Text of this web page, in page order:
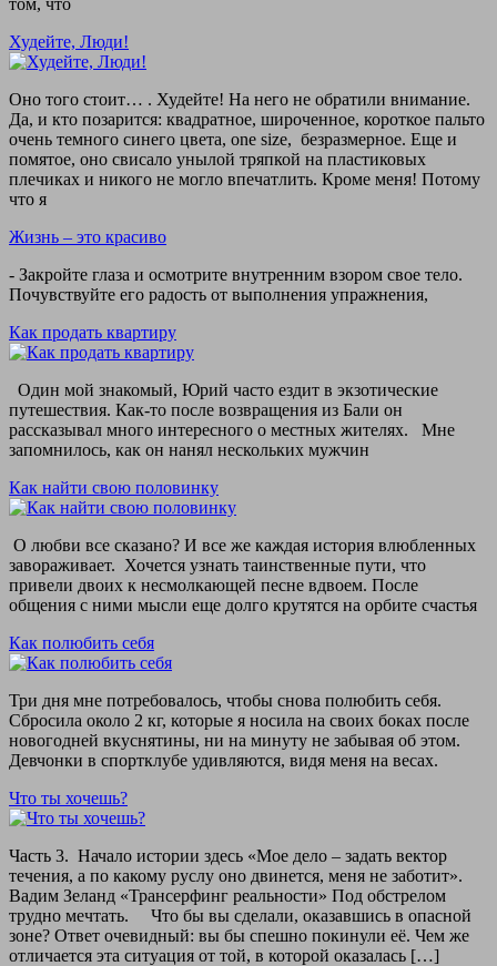
Худейте, Люди!
Оно того стоит… . Худейте! На него не обратили внимание.
Да, и кто позарится: квадратное, широченное, короткое пальто
очень темного синего цвета, one size, безразмерное. Еще и
помятое, оно свисало унылой тряпкой на пластиковых
плечиках и никого не могло впечатлить. Кроме меня! Потому
что я
Жизнь – это красиво
- Закройте глаза и осмотрите внутренним взором свое тело.
Почувствуйте его радость от выполнения упражнения,
Как продать квартиру
Один мой знакомый, Юрий часто ездит в экзотические
путешествия. Как-то после возвращения из Бали он
рассказывал много интересного о местных жителях. Мне
запомнилось, как он нанял нескольких мужчин
Как найти свою половинку
О любви все сказано? И все же каждая история влюбленных
завораживает. Хочется узнать таинственные пути, что
привели двоих к несмолкающей песне вдвоем. После
общения с ними мысли еще долго крутятся на орбите счастья
Как полюбить себя
Три дня мне потребовалось, чтобы снова полюбить себя.
Сбросила около 2 кг, которые я носила на своих боках после
новогодней вкуснятины, ни на минуту не забывая об этом.
Девчонки в спортклубе удивляются, видя меня на весах.
Что ты хочешь?
Часть 3. Начало истории здесь «Мое дело – задать вектор
течения, а по какому руслу оно двинется, меня не заботит».
Вадим Зеланд «Трансерфинг реальности» Под обстрелом
трудно мечтать. Что бы вы сделали, оказавшись в опасной
зоне? Ответ очевидный: вы бы спешно покинули её. Чем же
отличается эта ситуация от той, в которой оказалась […]